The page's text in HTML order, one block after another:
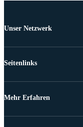
Unser Netzwerk
Seitenlinks
Mehr Erfahren